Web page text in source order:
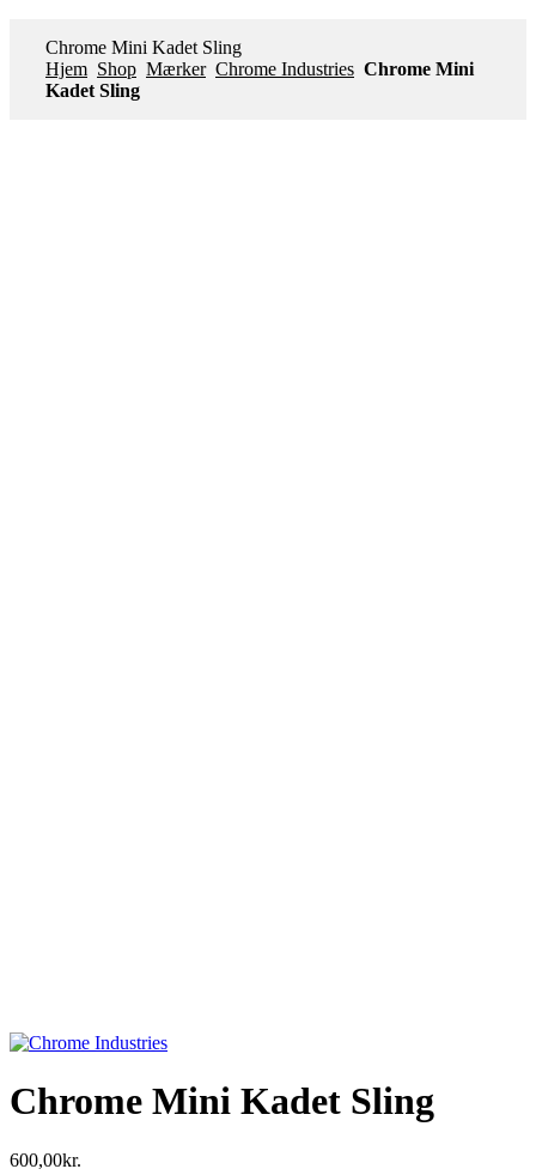
Chrome Mini Kadet Sling
Hjem Shop Mærker Chrome Industries Chrome Mini
Kadet Sling
Chrome Mini Kadet Sling
600,00kr.